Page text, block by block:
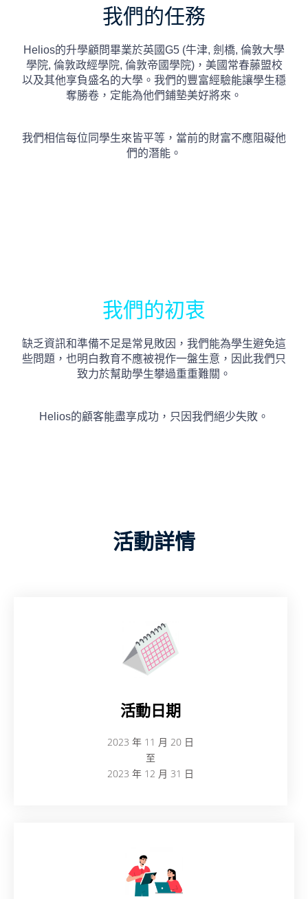
我們的任務
Helios的升學顧問畢業於英國G5 (牛津, 劍橋, 倫敦大學
學院, 倫敦政經學院, 倫敦帝國學院)，美國常春藤盟校
以及其他享負盛名的大學。我們的豐富經驗能讓學生穩
奪勝卷，定能為他們鋪墊美好將來。
我們相信每位同學生來皆平等，當前的財富不應阻礙他
們的潛能。
我們的初衷
缺乏資訊和準備不足是常見敗因，我們能為學生避免這
些問題，也明白教育不應被視作一盤生意，因此我們只
致力於幫助學生攀過重重難關。
Helios的顧客能盡享成功，只因我們絕少失敗。
活動詳情
活動日期
2023 年 11 月 20 日
至
2023 年 12 月 31 日